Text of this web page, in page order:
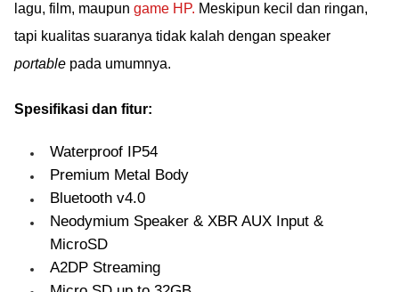
lagu, film, maupun game HP. Meskipun kecil dan ringan,
tapi kualitas suaranya tidak kalah dengan speaker
portable pada umumnya.
Spesifikasi dan fitur:
Waterproof IP54
Premium Metal Body
Bluetooth v4.0
Neodymium Speaker & XBR AUX Input &
MicroSD
A2DP Streaming